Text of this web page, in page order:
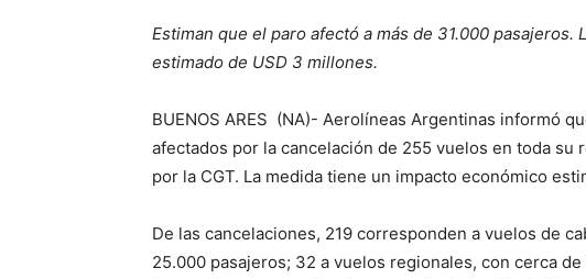
Estiman que el paro afectó a más de 31.000
estimado de USD 3 millones.
BUENOS ARES (NA)- Aerolíneas Argentinas informó
afectados por la cancelación de 255 vuelos en toda
por la CGT. La medida tiene un impacto económico
De las cancelaciones, 219 corresponden a vuelos de
25.000 pasajeros; 32 a vuelos regionales, con cerca